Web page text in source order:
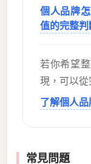
個人品牌
值的完整判
若你希望
現，可以從
了解個人
常見問題